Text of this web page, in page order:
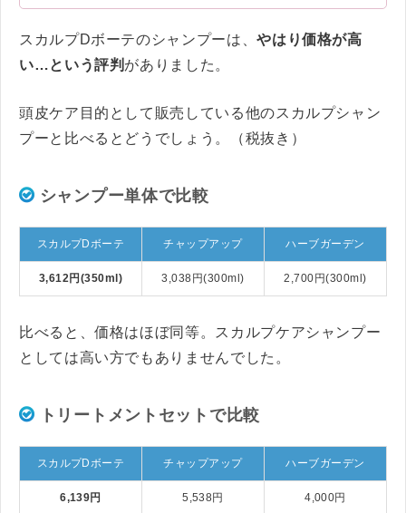
スカルプDボーテのシャンプーは、やはり価格が高
い…という評判 がありました。
頭皮ケア目的として販売している他のスカルプシャン
プーと比べるとどうでしょう。（税抜き）
シャンプー単体で比較
スカルプDボーテ チャップアップ ハーブガーデン
3,612円(350ml) 3,038円(300ml) 2,700円(300ml)
比べると、価格はほぼ同等。スカルプケアシャンプー
としては高い方でもありませんでした。
トリートメントセットで比較
スカルプDボーテ チャップアップ ハーブガーデン
6,139円 5,538円 4,000円